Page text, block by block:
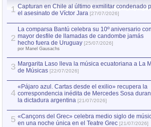
1 Capturan en Chile al último exmilitar condenado
el asesinato de Víctor Jara [27/07/2026]
2
La comparsa Bantú celebra su 10º aniversario
mayor desfile de llamadas de candombe jamás
hecho fuera de Uruguay [25/07/2026]
por Manel Gausachs
3 Margarita Laso lleva la música ecuatoriana a La
de Músicas [22/07/2026]
4
«Pájaro azul. Cartas desde el exilio» recupera la
correspondencia inédita de Mercedes Sosa
la dictadura argentina [21/07/2026]
5 «Cançons del Grec» celebra medio siglo de
en una noche única en el Teatre Grec [21/07/2026]